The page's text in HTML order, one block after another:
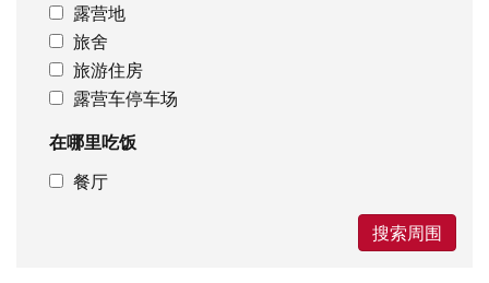
露营地
旅舍
旅游住房
露营车停车场
在哪里吃饭
餐厅
搜索周围